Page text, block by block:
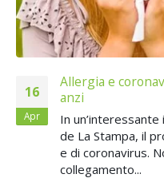
16
Apr
Allergia e
anzi
In
de La Stampa, il
e di coronavirus.
collegamento...